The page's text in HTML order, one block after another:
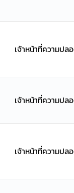
เจ้าหน้าที่ความปล
เจ้าหน้าที่ความปล
เจ้าหน้าที่ความปล